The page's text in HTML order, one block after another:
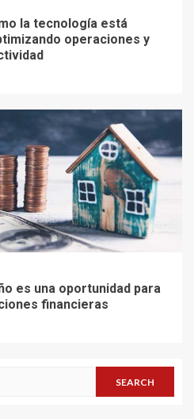
la tecnología está
operaciones y
es una oportunidad para
financieras